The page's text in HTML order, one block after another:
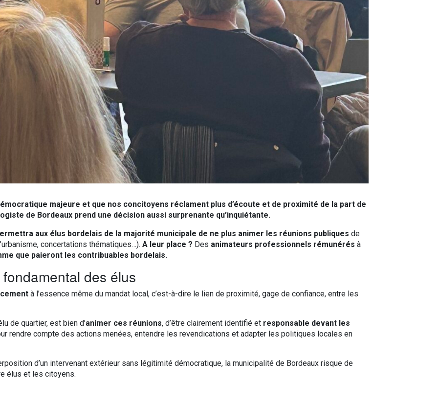
majeure et que nos concitoyens réclament plus d’écoute et de proximité de la part de
de Bordeaux prend une décision aussi surprenante qu’inquiétante.
aux élus bordelais de la majorité municipale de ne plus animer les réunions publiques de
concertations thématiques…). A leur place ? Des animateurs professionnels rémunérés à
que paieront les contribuables bordelais.
des élus
à l’essence même du mandat local, c’est-à-dire le lien de proximité, gage de confiance, entre les
de quartier, est bien d’animer ces réunions, d’être clairement identifié et responsable devant les
rendre compte des actions menées, entendre les revendications et adapter les politiques locales en
d’un intervenant extérieur sans légitimité démocratique, la municipalité de Bordeaux risque de
élus et les citoyens.